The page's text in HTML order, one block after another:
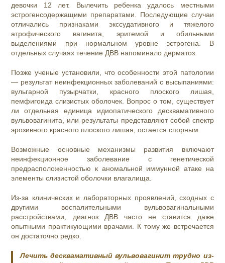
девочки 12 лет. Вылечить ребенка удалось местными
эстрогенсодержащими препаратами. Последующие случаи
отличались признаками экссудативного и тяжелого
атрофического вагинита, эритемой и обильными
выделениями при нормальном уровне эстрогена. В
отдельных случаях течение ДВВ напоминало дерматоз.
Позже ученые установили, что особенности этой патологии
— результат неинфекционных заболеваний с высыпаниями:
вульгарной пузырчатки, красного плоского лишая,
пемфигоида слизистых оболочек. Вопрос о том, существует
ли отдельная единица идиопатического десквамативного
вульвовагинита, или результаты представляют собой спектр
эрозивного красного плоского лишая, остается спорным.
Возможные основные механизмы развития включают
неинфекционное заболевание с генетической
предрасположенностью к аномальной иммунной атаке на
элементы слизистой оболочки влагалища.
Из-за клинических и лабораторных проявлений, сходных с
другими воспалительными вульвовагинальными
расстройствами, диагноз ДВВ часто не ставится даже
опытными практикующими врачами. К тому же встречается
он достаточно редко.
Лечить десквамативный вульвовагинит трудно из-